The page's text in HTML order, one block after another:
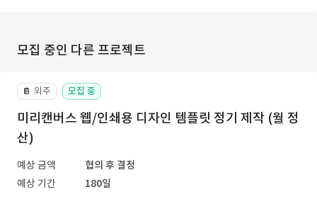
모집 중인 다른 프로젝트
📔 외주 모집 중
미리캔버스 웹/인쇄용 디자인 템플릿 정기 제작 (월 정
산)
예상 금액
협의 후 결정
예상 기간
180일